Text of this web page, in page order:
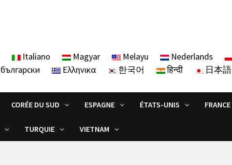
Italiano Magyar Melayu Nederlands
български Ελληνικα 한국어 हिन्दी 日本語
CORÉE DU SUD ESPAGNE ÉTATS-UNIS FRANCE
TURQUIE VIETNAM